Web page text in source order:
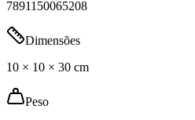
7891150065208
Dimensões
10 × 10 × 30 cm
Peso